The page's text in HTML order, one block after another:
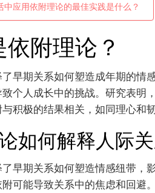
中应用依附理论的最佳实践是什么？
附理论？
早期关系如何塑造成年期的情
个人成长中的挑战。研究表明
积极的结果相关，如同理心和
如何解释人际
早期关系如何塑造情感纽带，
可能导致关系中的焦虑和回避